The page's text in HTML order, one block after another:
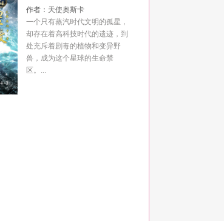
作者： 天使奥斯卡
一个只有蒸汽时代文明的孤星，
却存在着高科技时代的遗迹，到
处充斥着剧毒的植物和变异野
兽，成为这个星球的生命禁
区。...